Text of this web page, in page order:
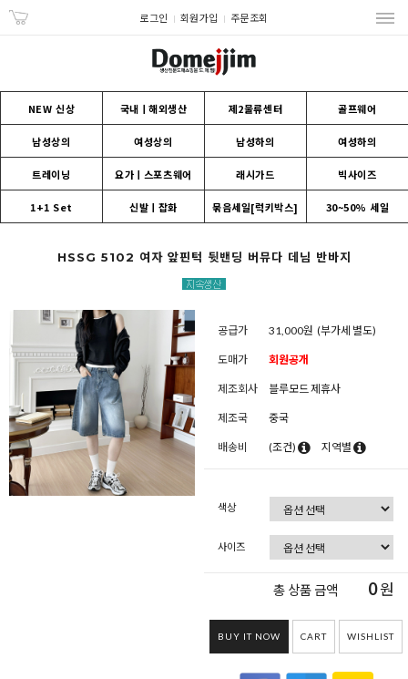
로그인 회원가입 주문조회
NEW 신상 국내ㅣ해외생산 제2물류센터 골프웨어
남성상의 여성상의 남성하의 여성하의
트레이닝 요가ㅣ스포츠웨어 래시가드 빅사이즈
1+1 Set 신발ㅣ잡화 묶음세일[럭키박스] 30~50% 세일
HSSG 5102 여자 앞핀턱 뒷밴딩 버뮤다 데님 반바지
공급가 31,000원 (부가세 별도)
도매가 회원공개
제조회사 블루모드 제휴사
제조국 중국
배송비 (조건) 지역별
색상
사이즈
총 상품 금액 0원
BUY IT NOW CART WISHLIST